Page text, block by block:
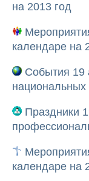
на 2013 год
календаре на
События 19
национальных
Праздники
календаре на